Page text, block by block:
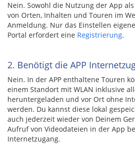
Nein. Sowohl die Nutzung der App
von Orten, Inhalten und Touren im
Anmeldung. Nur das Einstellen
Portal erfordert eine Registrierung.
2. Benötigt die APP
Nein. In der APP enthaltene Touren
einem Standort mit WLAN inklusive
heruntergeladen und vor Ort ohne
werden. Du kannst diese lokal
auch jederzeit wieder von Deinem
Aufruf von Videodateien in der App
Internetzugang.